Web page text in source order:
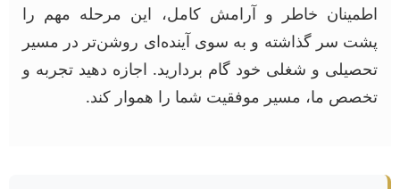
اطمینان خاطر و آرامش کامل، این مرحله مهم را
پشت سر گذاشته و به سوی آینده‌ای روشن‌تر در مسیر
تحصیلی و شغلی خود گام بردارید. اجازه دهید تجربه و
تخصص ما، مسیر موفقیت شما را هموار کند.